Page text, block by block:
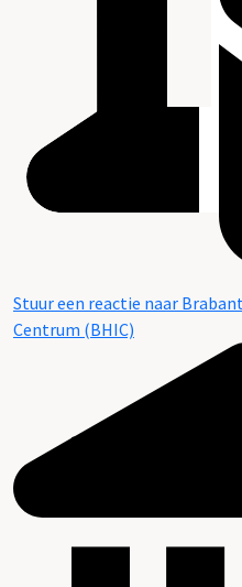
Stuur een reactie naar
Centrum (BHIC)